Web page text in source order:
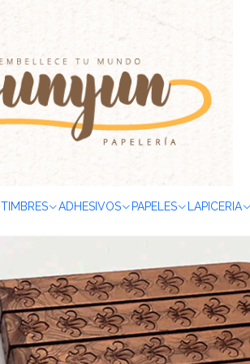
TIMBRES ADHESIVOS PAPELES LAPICERIA